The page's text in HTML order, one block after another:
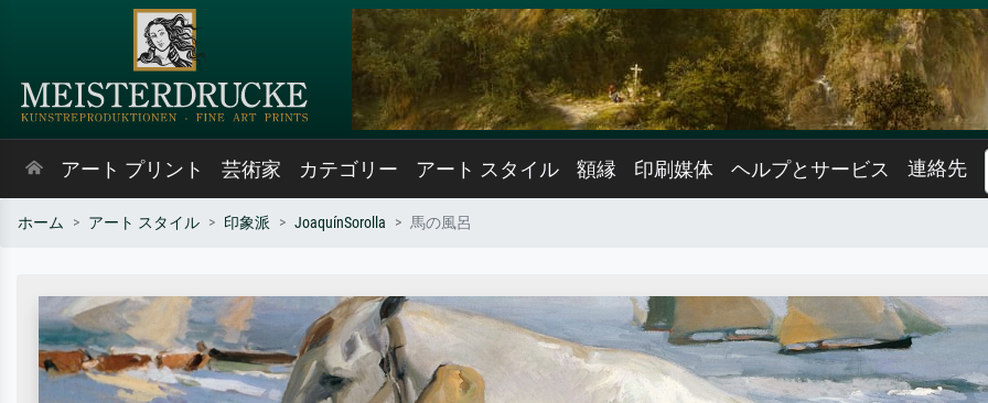
アート プリント 芸術家 カテゴリー アート スタイル 額縁 印刷媒体 ヘルプとサービス 連絡先
ホーム アート スタイル 印象派 JoaquínSorolla 馬の風呂